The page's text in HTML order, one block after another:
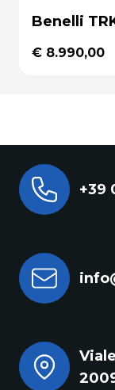
Benelli
€ 8.990,00
+39